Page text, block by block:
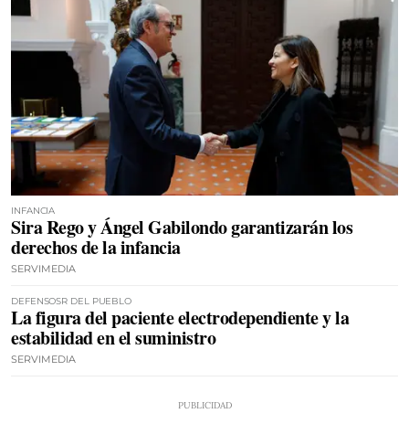
INFANCIA
Sira Rego y Ángel Gabilondo garantizarán los
derechos de la infancia
SERVIMEDIA
DEFENSOSR DEL PUEBLO
La figura del paciente electrodependiente y la
estabilidad en el suministro
SERVIMEDIA